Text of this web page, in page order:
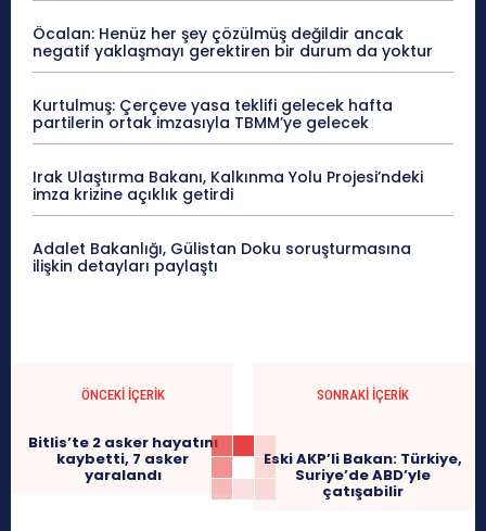
Öcalan: Henüz her şey çözülmüş değildir ancak
negatif yaklaşmayı gerektiren bir durum da yoktur
Kurtulmuş: Çerçeve yasa teklifi gelecek hafta
partilerin ortak imzasıyla TBMM’ye gelecek
Irak Ulaştırma Bakanı, Kalkınma Yolu Projesi’ndeki
imza krizine açıklık getirdi
Adalet Bakanlığı, Gülistan Doku soruşturmasına
ilişkin detayları paylaştı
ÖNCEKI İÇERIK
Bitlis’te 2 asker hayatını
kaybetti, 7 asker
yaralandı
SONRAKI İÇERIK
Eski AKP’li Bakan: Türkiye,
Suriye’de ABD’yle
çatışabilir